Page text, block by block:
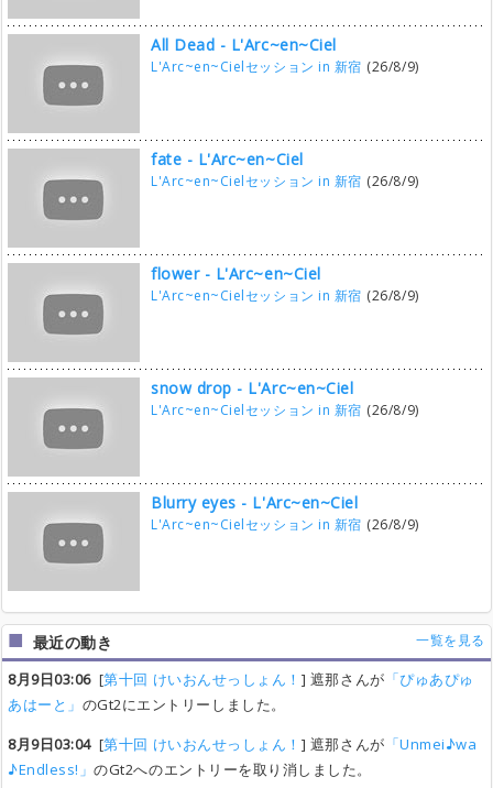
All Dead - L'Arc~en~Ciel
L'Arc~en~Cielセッション in 新宿 (26/8/9)
fate - L'Arc~en~Ciel
L'Arc~en~Cielセッション in 新宿 (26/8/9)
flower - L'Arc~en~Ciel
L'Arc~en~Cielセッション in 新宿 (26/8/9)
snow drop - L'Arc~en~Ciel
L'Arc~en~Cielセッション in 新宿 (26/8/9)
Blurry eyes - L'Arc~en~Ciel
L'Arc~en~Cielセッション in 新宿 (26/8/9)
最近の動き 一覧を見る
8月9日03:06[第十回 けいおんせっしょん！ ] 遮那さんが 「ぴゅあぴゅ
あはーと」 のGt2にエントリーしました。
8月9日03:04[第十回 けいおんせっしょん！ ] 遮那さんが 「Unmei♪wa
♪Endless!」のGt2へのエントリーを取り消しました。